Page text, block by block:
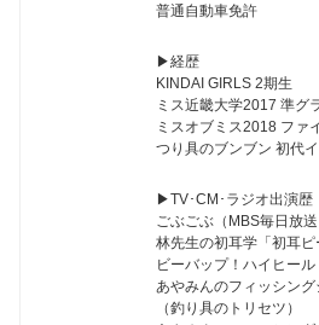
普通自動車免許
▶︎経歴
KINDAI GIRLS 2期生
ミス近畿大学2017 準グ
ミスオブミス2018 ファ
つり具のブンブン 初代
▶︎TV･CM･ラジオ出演歴
ごぶごぶ（MBS毎日放送
林先生の初耳学「初耳ピ
ビーバップ！ハイヒール
あやみんのフィッシン
（釣り具のトリセツ）